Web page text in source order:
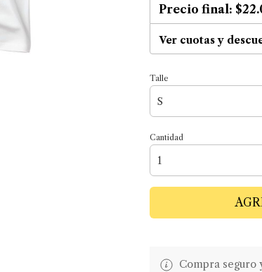
Precio final:
Ver cuotas y
Talle
Cantidad
Compra seguro